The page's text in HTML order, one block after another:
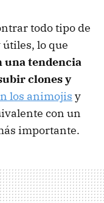
todo tipo de
lo que
una tendencia
clones y
los animojis y
con un
importante.